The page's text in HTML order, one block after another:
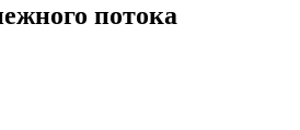
потока